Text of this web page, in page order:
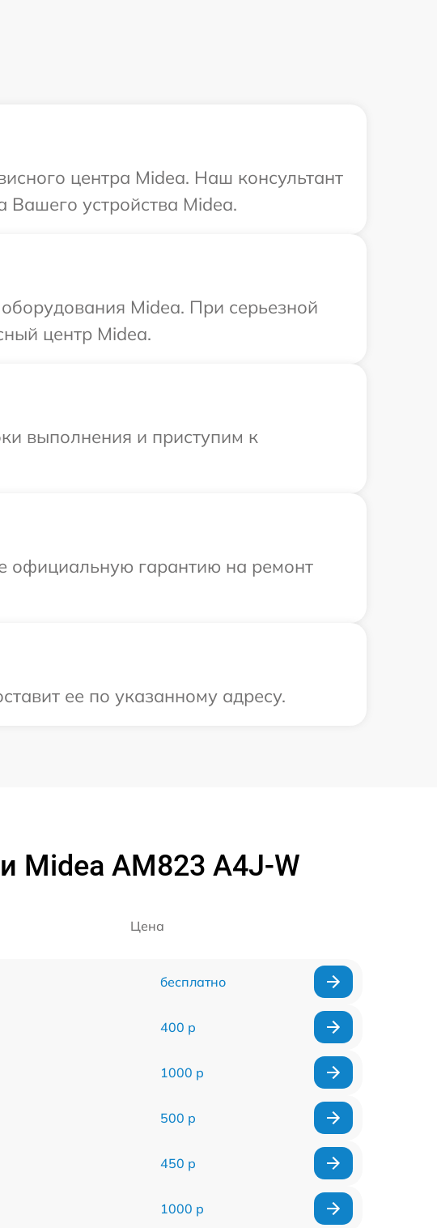
центра Midea. Наш консультант
устройства Midea.
Midea. При серьезной
центр Midea.
выполнения и приступим к
официальную гарантию на ремонт
ее по указанному адресу.
Midea AM823 A4J-W
Цена
бесплатно
400 р
1000 р
500 р
450 р
1000 р